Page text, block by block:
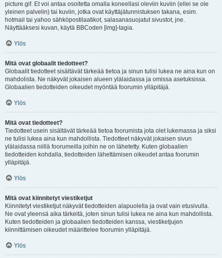
picture.gif. Et voi antaa osoitetta omalla koneellasi oleviin kuviin (ellei se ole
yleinen palvelin) tai kuviin, jotka ovat käyttäjätunnistuksen takana, esim.
hotmail tai yahoo sähköpostilaatikot, salasanasuojatut sivustot, jne.
Näyttääksesi kuvan, käytä BBCoden [img]-tagia.
Ylös
Mitä ovat globaalit tiedotteet?
Globaalit tiedotteet sisältävät tärkeää tietoa ja sinun tulisi lukea ne aina kun on
mahdolista. Ne näkyvät jokaisen alueen ylälaidassa ja omissa asetuksissa.
Globaalien tiedotteiden oikeudet myöntää foorumin ylläpitäjä.
Ylös
Mitä ovat tiedotteet?
Tiedotteet usein sisältävät tärkeää tietoa foorumista jota olet lukemassa ja siksi
ne tulisi lukea aina kun mahdollista. Tiedotteet näkyvät jokaisen sivun
ylälaidassa niillä foorumeilla joihin ne on lähetetty. Kuten globaalien
tiedotteiden kohdalla, tiedotteiden lähettämisen oikeudet antaa foorumin
ylläpitäjä.
Ylös
Mitä ovat kiinnitetyt viestiketjut
Kiinnitetyt viestiketjut näkyvät tiedotteiden alapuolella ja ovat vain etusivulla.
Ne ovat yleensä aika tärkeitä, joten sinun tulisi lukea ne aina kun mahdollista.
Kuten tiedotteiden ja globaalien tiedotteiden kanssa, viestiketjujen
kiinnittämisen oikeudet määrittelee foorumin ylläpitäjä.
Ylös